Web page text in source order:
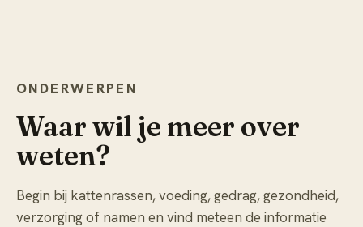
ONDERWERPEN
Waar wil je meer over
weten?
Begin bij kattenrassen, voeding, gedrag, gezondheid,
verzorging of namen en vind meteen de informatie